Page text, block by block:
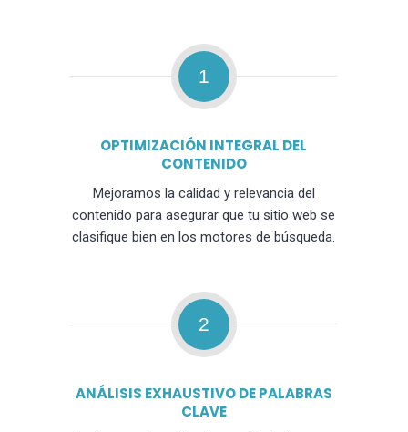
1
OPTIMIZACIÓN INTEGRAL DEL
CONTENIDO
Mejoramos la calidad y relevancia del
contenido para asegurar que tu sitio web se
clasifique bien en los motores de búsqueda.
2
ANÁLISIS EXHAUSTIVO DE PALABRAS
CLAVE